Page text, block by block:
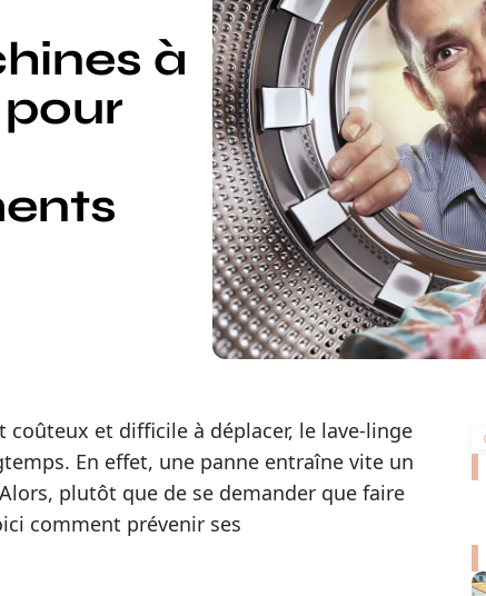
à
et difficile à déplacer, le lave-linge
En effet, une panne entraîne vite un
plutôt que de se demander que faire
comment prévenir ses